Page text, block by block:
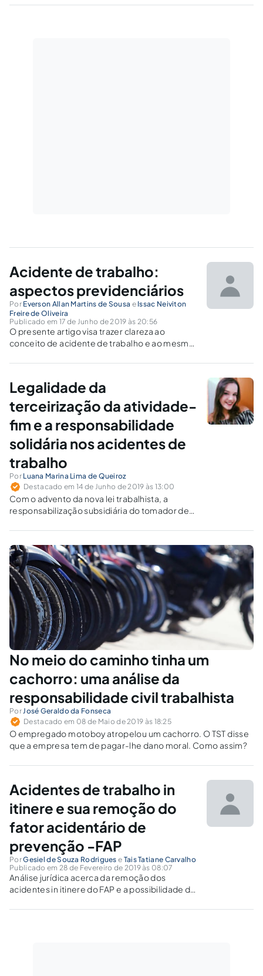
probatório do caso concreto e nas
Acidente de trabalho:
aspectos previdenciários
Por Everson Allan Martins de Sousa e Issac Neiviton
Freire de Oliveira
Publicado em 17 de Junho de 2019 às 20:56
O presente artigo visa trazer clareza ao
conceito de acidente de trabalho e ao mesmo
previdenciários que tem por causa esse fato.
Legalidade da
terceirização da atividade-
fim e a responsabilidade
solidária nos acidentes de
trabalho
Por Luana Marina Lima de Queiroz
Destacado em 14 de Junho de 2019 às 13:00
Com o advento da nova lei trabalhista, a
responsabilização subsidiária do tomador de
ser mantida? Ou seria a responsabilidade
solidária a mais adequada para o contexto
atual?
No meio do caminho tinha um
cachorro: uma análise da
responsabilidade civil trabalhista
Por José Geraldo da Fonseca
Destacado em 08 de Maio de 2019 às 18:25
O empregado motoboy atropelou um cachorro. O TST disse
que a empresa tem de pagar-lhe dano moral. Como assim?
Acidentes de trabalho in
itinere e sua remoção do
fator acidentário de
prevenção -FAP
PorGesiel de Souza Rodrigues e Tais Tatiane Carvalho
Publicado em 28 de Fevereiro de 2019 às 08:07
Análise jurídica acerca da remoção dos
acidentes in itinere do FAP e a possibilidade de
indevidamente recolhidos a maior pelas